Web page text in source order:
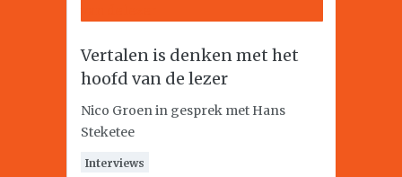
Vertalen is denken met het
hoofd van de lezer
Nico Groen in gesprek met Hans
Steketee
Interviews